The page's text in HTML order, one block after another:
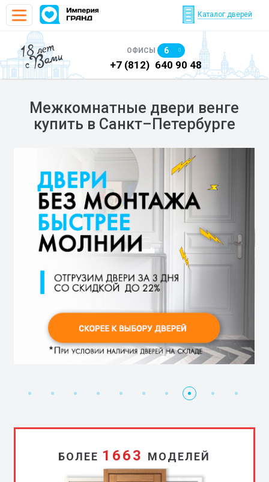
Каталог дверей
18 лет
с Вами ОФИСЫ 6
640 90 48 +7 (812) 640 90 48
Межкомнатные двери венге
купить в Санкт–Петербурге
Дарим
Бесплатный
Дарим
Ручки
ДоставкаУстановкаСкидкаДвери
без
Чистый
БОЛЕЕ 1663 МОДЕЛЕЙ